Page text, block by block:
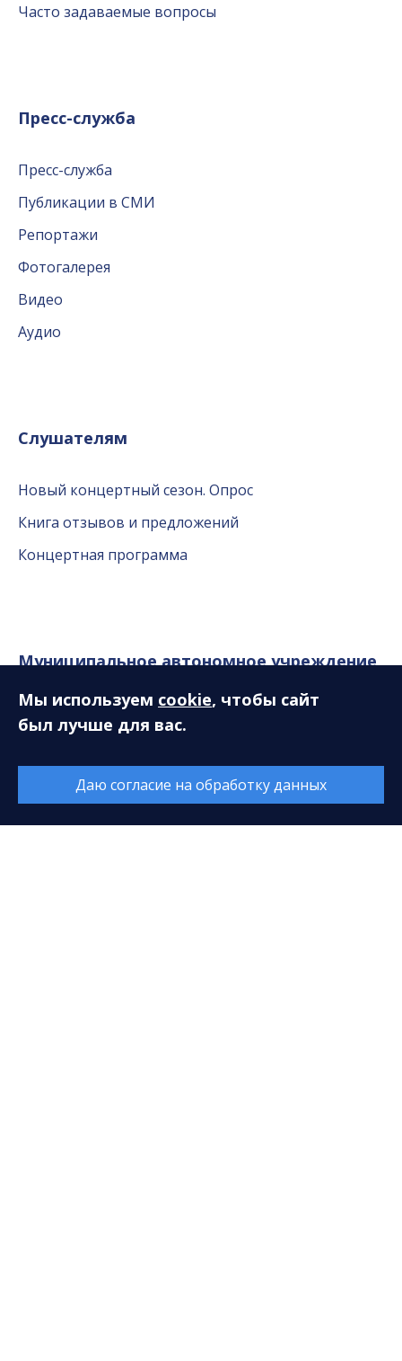
Часто задаваемые вопросы
Пресс-служба
Пресс-служба
Публикации в СМИ
Репортажи
Фотогалерея
Видео
Аудио
Слушателям
Новый концертный сезон. Опрос
Книга отзывов и предложений
Концертная программа
Муниципальное автономное учреждение
628408, ХМАО-Югра, Тюменская область, г. Сургут,
E-mail:
Мы используем cookie, чтобы сайт
был лучше для вас.
Даю согласие на обработку данных